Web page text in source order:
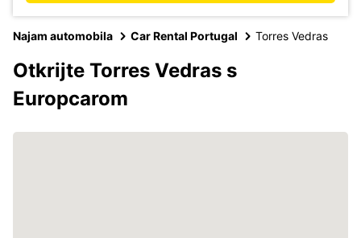
Najam automobila Car Rental Portugal Torres Vedras
Otkrijte Torres Vedras s
Europcarom